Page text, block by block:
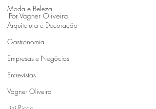
Moda e Beleza
Arquitetura e Decoração
Gastronomia
Empresas e Negócios
Entrevistas
Vagner Oliveira
Por Vagner Oliveira